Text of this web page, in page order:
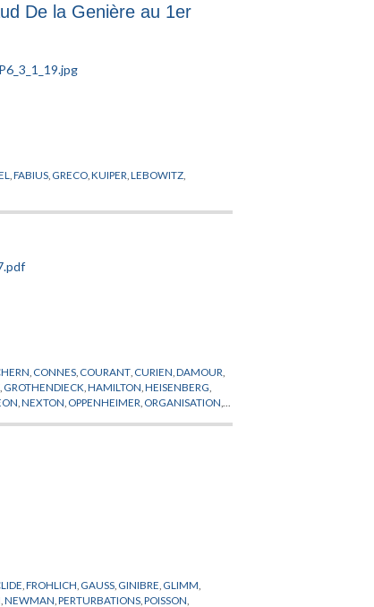
De la Genière au 1er
,FABIUS GRECO ,KUIPER ,LEBOWITZ
CONNES COURANT CURIEN ,DAMOUR
GROTHENDIECK ,HAMILTON ,HEISENBERG
,NEXTON OPPENHEIMER ORGANISATION
,FROHLICH GAUSS GINIBRE GLIMM
,NEWMAN ,PERTURBATIONS ,POISSON